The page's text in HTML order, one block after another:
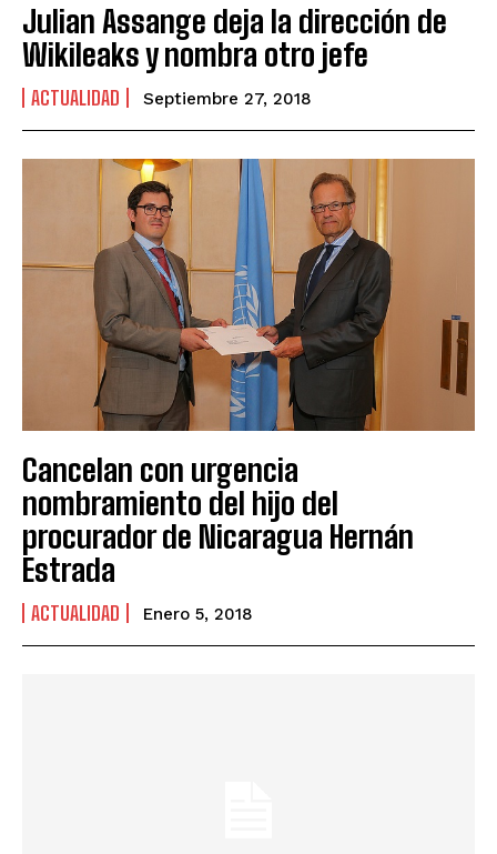
Julian Assange deja la dirección de
Wikileaks y nombra otro jefe
ACTUALIDAD Septiembre 27, 2018
Cancelan con urgencia
nombramiento del hijo del
procurador de Nicaragua Hernán
Estrada
ACTUALIDAD Enero 5, 2018